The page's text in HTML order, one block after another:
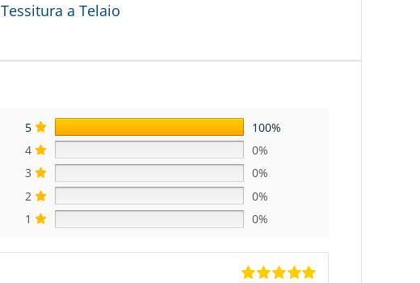
Tessitura a Telaio
5
100%
4
0%
3
0%
2
0%
1
0%